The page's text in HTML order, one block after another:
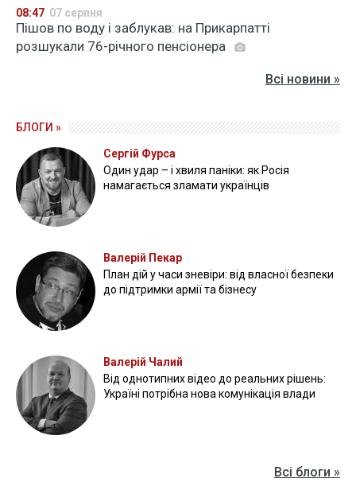
08:47 07 серпня
Пішов по воду і заблукав: на Прикарпатті
розшукали 76-річного пенсіонера
Всі новини »
БЛОГИ »
Сергій Фурса
Один удар – і хвиля паніки: як Росія
намагається зламати українців
Валерій Пекар
План дій у часи зневіри: від власної безпеки
до підтримки армії та бізнесу
Валерій Чалий
Від однотипних відео до реальних рішень:
Україні потрібна нова комунікація влади
Всі блоги »